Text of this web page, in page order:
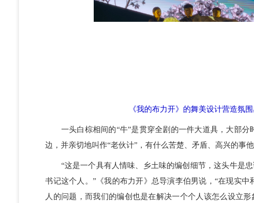
《我的布力开》的舞美设计营造氛
一头白棕相间的“牛”是贯穿全剧的一件大道具，大部分
边，并亲切地叫作“老伙计”，有什么苦楚、矛盾、高兴的事
“这是一个具有人情味、乡土味的编创细节，这头牛是忠
书记这个人。”《我的布力开》总导演李伯男说，“在现实
人的问题，而我们的编创也是在解决一个个人该怎么设立